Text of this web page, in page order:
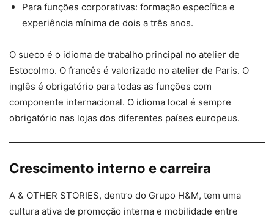
Para funções corporativas: formação específica e
experiência mínima de dois a três anos.
O sueco é o idioma de trabalho principal no atelier de
Estocolmo. O francês é valorizado no atelier de Paris. O
inglês é obrigatório para todas as funções com
componente internacional. O idioma local é sempre
obrigatório nas lojas dos diferentes países europeus.
Crescimento interno e carreira
A & OTHER STORIES, dentro do Grupo H&M, tem uma
cultura ativa de promoção interna e mobilidade entre